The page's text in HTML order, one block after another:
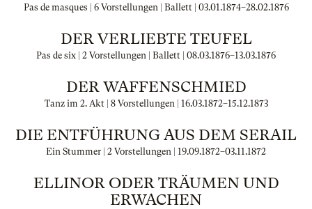
Pas de masques | 6 Vorstellungen | Ballett | 03.01.1874–28.02.1876
DER VERLIEBTE TEUFEL
Pas de six | 2 Vorstellungen | Ballett | 08.03.1876–13.03.1876
DER WAFFENSCHMIED
Tanz im 2. Akt | 8 Vorstellungen | 16.03.1872–15.12.1873
DIE ENTFÜHRUNG AUS DEM SERAIL
Ein Stummer | 2 Vorstellungen | 19.09.1872–03.11.1872
ELLINOR ODER TRÄUMEN UND
ERWACHEN